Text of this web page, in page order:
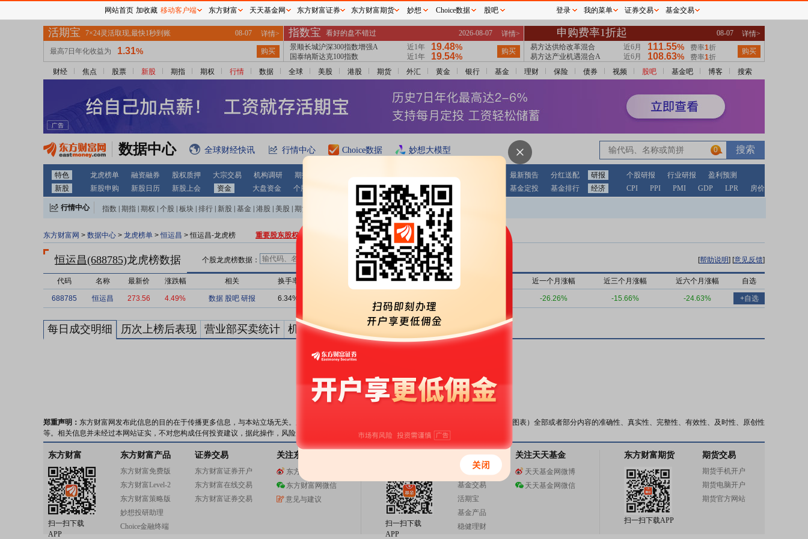
财经 焦点 股票 新股 期指 期权 行情 数据 全球 美股 港股 期货 外汇 黄金 银行 基金 理财 保险 债券 视频 股吧 基金吧 博客 搜索
数据中心 全球财经快讯 行情中心 Choice数据 妙想大模型 0
特色 龙虎榜单 融资融券 股权质押 大宗交易 机构调研 期指持仓 条件选股 财报 最新预告 分红送配 研报 个股研报 行业研报
盈利预测
新股
新股申购 新股日历 新股上会 资金 大盘资金 个股资金 板块资金 沪 港 通 基金 基金定投 基金排行 经济 CPI PPI PMI GDP LPR 房价
行情中心 指数 期指 期权 个股 板块 排行 新股 基金 港股 美股 期货 自选股 | 自选基金
东方财富网 > 数据中心 > 龙虎榜单 >恒运昌 > 恒运昌-龙虎榜 重要股东股权质押数据全览
恒运昌(688785)龙虎榜数据 个股龙虎榜数据： 营业部查询： [帮助说明] [意见反馈]
代码 名称 最新价 涨跌幅 相关 换手率 近1月上榜 近3月上榜 近一个月涨幅 近三个月涨幅 近六个月涨幅 自选
688785 恒运昌 273.56 4.49% 数据 股吧 研报 6.34% -26.26% -15.66% -24.63% +自选
每日成交明细 历次上榜后表现 营业部买卖统计 机构买卖统计 最新公告
郑重声明： 东方财富网发布此信息的目的在于传播更多信息，与本站立场无关。东方财富网不保证该信息（包括但不限于文字、视频、音频、数据及图表）全部或者部分内容的准确性、真实性、完整性、有效性、及时性、原创性
等。相关信息并未经过本网站证实，不对您构成任何投资建议，据此操作，风险自担。
网站首页 加收藏 移动客户端 东方财富 天天基金网 东方财富证券 东方财富期货 妙想 Choice数据 股吧 登录 我的菜单 证券交易 基金交易